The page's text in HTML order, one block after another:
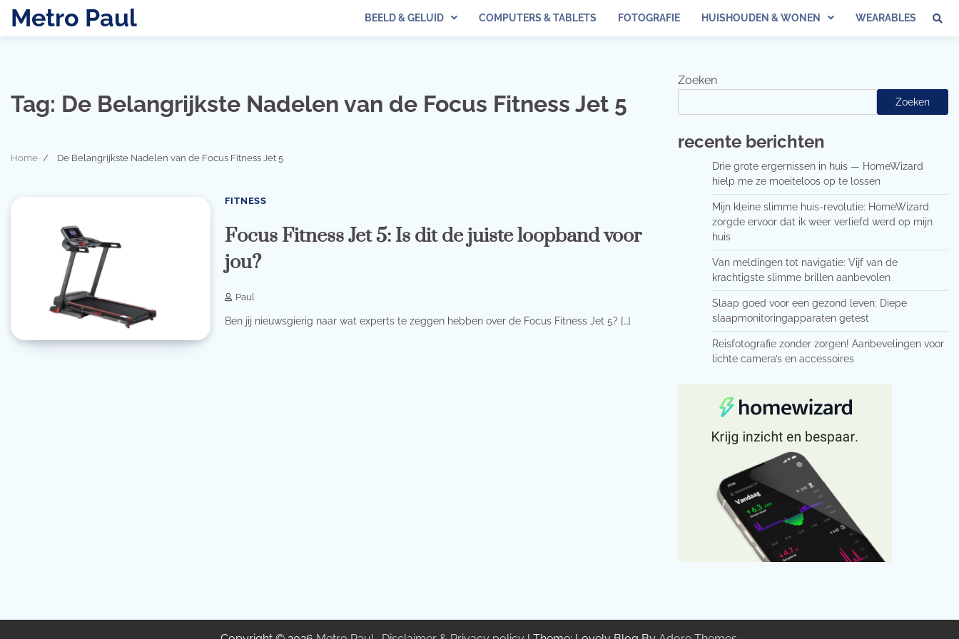
SkipMetro Paul BEELD & GELUID COMPUTERS & TABLETS FOTOGRAFIE HUISHOUDEN & WONEN WEARABLES
Tag: De Belangrijkste Nadelen van de Focus Fitness Jet 5
Home De Belangrijkste Nadelen van de Focus Fitness Jet 5
FITNESS
Focus Fitness Jet 5: Is dit de juiste loopband voor
jou?
Paul
Ben jij nieuwsgierig naar wat experts te zeggen hebben over de Focus Fitness Jet 5? […]
Zoeken
Zoeken
recente berichten
Drie grote ergernissen in huis — HomeWizard
hielp me ze moeiteloos op te lossen
Mijn kleine slimme huis-revolutie: HomeWizard
zorgde ervoor dat ik weer verliefd werd op mijn
huis
Van meldingen tot navigatie: Vijf van de
krachtigste slimme brillen aanbevolen
Slaap goed voor een gezond leven: Diepe
slaapmonitoringapparaten getest
Reisfotografie zonder zorgen! Aanbevelingen voor
lichte camera’s en accessoires